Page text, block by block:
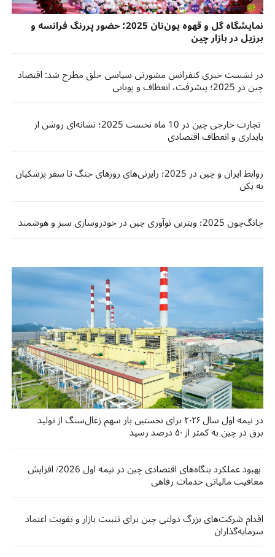
نمایشگاه گل و قهوه یون‌نان 2025؛ حضور پررنگ فرانسه و
برزیل در بازار چین
در نشست خبری کنفرانس مشورتی سیاسی خلق مطرح شد: اقتصاد
چین در 2025؛ پیشرفت، انعطاف و پویایی
تجارت خارجی چین در 10 ماه نخست 2025؛ نشانه‌ای روشن از
پایداری و انعطاف اقتصادی
روابط ایران و چین در 2025؛ رایزنی‌های روزهای جنگ تا سفر پزشکیان
به پکن
چانگ‌چون 2025؛ ویترین نوآوری چین در خودروسازی سبز و هوشمند
در نیمه اول سال ۲۰۲۶ برای نخستین بار سهم زغال‌سنگ از تولید
برق در چین به کمتر از ۵۰ درصد رسید
بهبود عملکرد بنگاه‌های اقتصادی چین در نیمه اول 2026/ افزایش
معافیت مالیاتی خدمات رفاهی
اقدام شرکت‌های بزرگ دولتی چین برای تثبیت بازار و تقویت اعتماد
سرمایه‌گذاران